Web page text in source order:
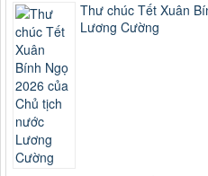
Thư chúc Tết Xuân
Lương Cường